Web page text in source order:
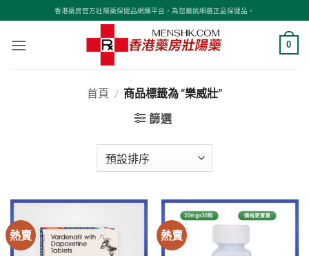
to
content
香港藥房官方壯陽藥保健品網購平台，為您嚴挑細選正品保健品。
0
首頁 / 商品標籤為 “樂威壯”
篩選
熱賣 熱賣